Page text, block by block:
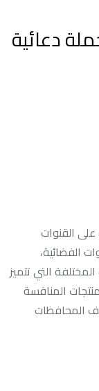
دعائية
القنوات
الفضائية،
التي تتميز
المنافسة
المحافظات